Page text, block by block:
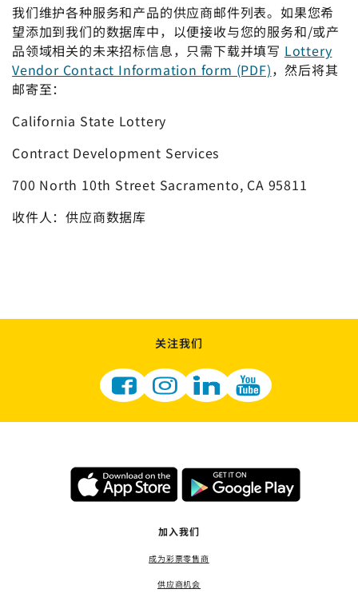
我们维护各种服务和产品的供应商邮件列表。如果您希
望添加到我们的数据库中，以便接收与您的服务和/或产
品领域相关的未来招标信息，只需下载并填写 Lottery
Vendor Contact Information form (PDF)，然后将其
邮寄至：
California State Lottery
Contract Development Services
700 North 10th Street Sacramento, CA 95811
收件人：供应商数据库
关注我们
加入我们
成为彩票零售商
供应商机会